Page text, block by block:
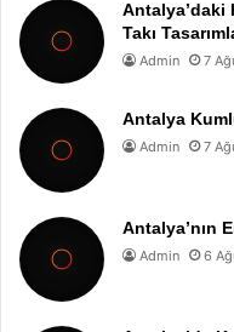
Antalya’daki
Takı
Admin 7
Antalya
Admin 7
Antalya’nın
Admin 6